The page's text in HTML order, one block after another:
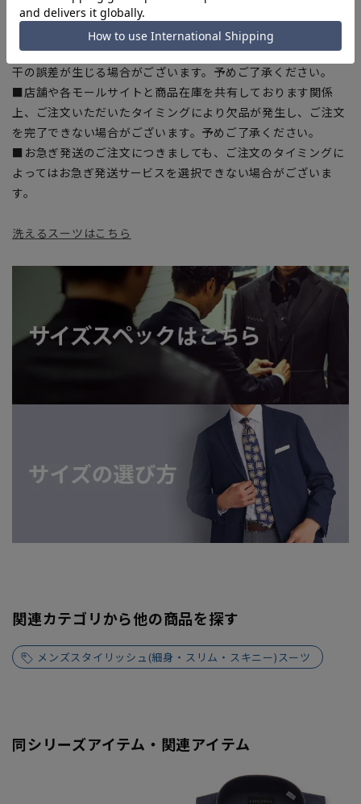
下での光加減により、実際の商品と掲載画像の色味が異なる場
合がございます。
■生地や仕様・デザインにより、着用感や実際のサイズ表に若
干の誤差が生じる場合がございます。予めご了承ください。
■店舗や各モールサイトと商品在庫を共有しております関係
上、ご注文いただいたタイミングにより欠品が発生し、ご注文
を完了できない場合がございます。予めご了承ください。
■お急ぎ発送のご注文につきましても、ご注文のタイミングに
よってはお急ぎ発送サービスを選択できない場合がございま
す。
洗えるスーツはこちら
関連カテゴリから他の商品を探す
メンズスタイリッシュ(細身・スリム・スキニー)スーツ
同シリーズアイテム・関連アイテム